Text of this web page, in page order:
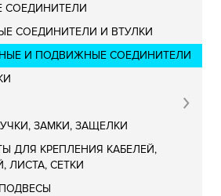
СОЕДИНИТЕЛИ
СОЕДИНИТЕЛИ И ВТУЛКИ
И ПОДВИЖНЫЕ СОЕДИНИТЕЛИ
ЗАМКИ, ЗАЩЕЛКИ
ДЛЯ КРЕПЛЕНИЯ КАБЕЛЕЙ,
ЛИСТА, СЕТКИ